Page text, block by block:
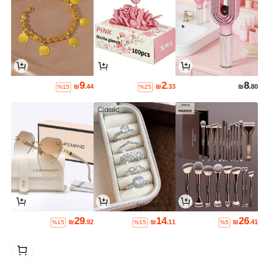
₪8.80
₪2.33
%25
₪9.44
%15
₪26.41
%5
₪14.11
%15
₪29.92
%15